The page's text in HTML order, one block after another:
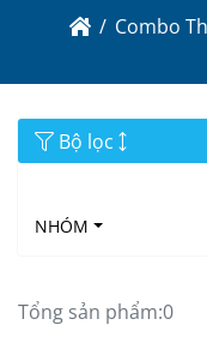
Combo
Bộ lọc
NHÓM
Tổng sản phẩm:0